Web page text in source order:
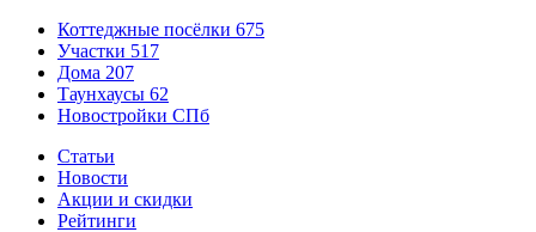
Коттеджные посёлки 675
Участки 517
Дома 207
Таунхаусы 62
Новостройки СПб
Статьи
Новости
Акции и скидки
Рейтинги